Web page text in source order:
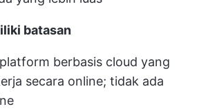
batasan
berbasis cloud yang
secara online; tidak ada